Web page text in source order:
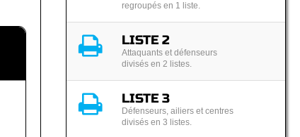
regroupés en 1 liste.
LISTE 2
Attaquants et défenseurs
divisés en 2 listes.
LISTE 3
Défenseurs, ailiers et centres
divisés en 3 listes.